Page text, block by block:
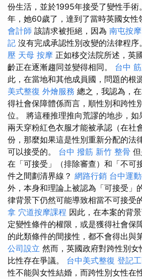
份生活，並於1995年接受了變性手術
年，她60歲了，達到了當時英國女性
會計師 該請求被拒絕，因為 南屯按摩
記 沒有完成承認性別改變的法律程序
壓 天母 按摩 正如移交法院所述，英
齡正在逐漸趨同並變得相同。 台中
此，在當地和其他成員國，問題的根
美式整復 外燴服務 總之，我認為，
得社會保障體係而言，順性別和跨性
位。 將這種推理推向荒謬的地步，
兩天穿粉紅色衣服才能被承認（在社
份，那麼如果這是性別重新分配的法
可以接受的。 台中 撥筋 新竹 整骨
在「可接受」（排除審查）和「不可
件之間劃清界線？ 網路行銷 台中運
外，本身和理論上被認為「可接受」
律背景下仍然可能導致相當不可接受
拿 穴道按摩課程 因此，在本案的背
定變性條件的權限，或是獲得社會保
的此類條件的間接性，都不會得出與
公司設立 然而，英國政府對跨性別
比性存在爭議。 台中美式整復 登記
性不能與女性結婚，而跨性別女性在